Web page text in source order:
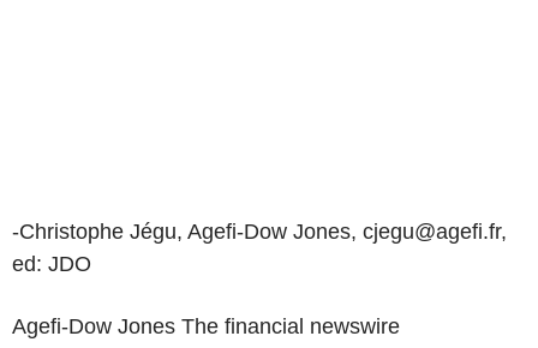
-Christophe Jégu, Agefi-Dow Jones, cjegu@agefi.fr,
ed: JDO
Agefi-Dow Jones The financial newswire